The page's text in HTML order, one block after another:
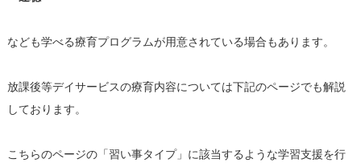
なども学べる療育プログラムが用意されている場合もあります。
放課後等デイサービスの療育内容については下記のページでも解説
しております。
こちらのページの「習い事タイプ」に該当するような学習支援を行